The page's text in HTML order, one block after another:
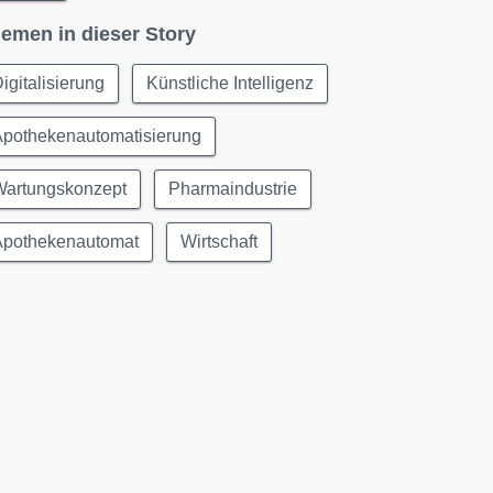
in dieser Story
Künstliche Intelligenz
Pharmaindustrie
Wirtschaft